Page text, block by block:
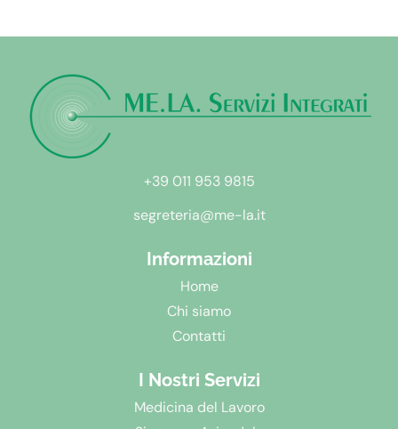
+39 011 953 9815
segreteria@me-la.it
Informazioni
Home
Chi siamo
Contatti
I Nostri Servizi
Medicina del Lavoro